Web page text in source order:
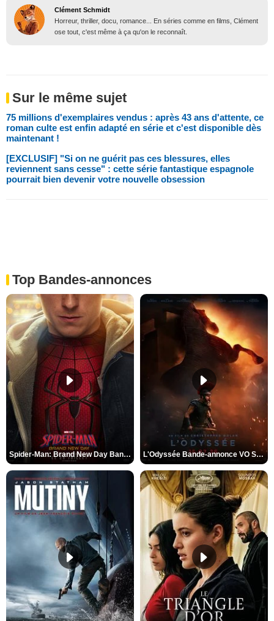
Clément Schmidt
Horreur, thriller, docu, romance... En séries comme en films, Clément
ose tout, c'est même à ça qu'on le reconnaît.
Sur le même sujet
75 millions d'exemplaires vendus : après 43 ans d'attente, ce
roman culte est enfin adapté en série et c'est disponible dès
maintenant !
[EXCLUSIF] "Si on ne guérit pas ces blessures, elles
reviennent sans cesse" : cette série fantastique espagnole
pourrait bien devenir votre nouvelle obsession
Top Bandes-annonces
Spider-Man: Brand New Day Bande-annonce VO STFR L'Odyssée Bande-annonce VO STFR